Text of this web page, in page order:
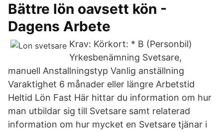
Bättre lön oavsett kön -
Dagens Arbete
Krav: Körkort: * B (Personbil)
Yrkesbenämning Svetsare,
manuell Anstallningstyp Vanlig anställning
Varaktighet 6 månader eller längre Arbetstid
Heltid Lön Fast Här hittar du information om hur
man utbildar sig till Svetsare samt relaterad
information om hur mycket en Svetsare tjänar i